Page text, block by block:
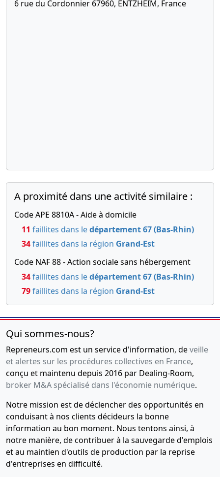
6 rue du Cordonnier 67960, ENTZHEIM, France
A proximité dans une activité similaire :
Code APE 8810A - Aide à domicile
11 faillites dans ledépartement 67 (Bas-Rhin)
34faillites dans la région Grand-Est
Code NAF 88 - Action sociale sans hébergement
34faillites dans ledépartement 67 (Bas-Rhin)
79faillites dans la région Grand-Est
Qui sommes-nous?
Repreneurs.com est un service d'information, deveille
et alertes sur les procédures collectives en France,
conçu et maintenu depuis 2016 par Dealing-Room,
broker M&A spécialisé dans l'économie numérique.
Notre mission est de déclencher des opportunités en
conduisant à nos clients décideurs la bonne
information au bon moment. Nous tentons ainsi, à
notre manière, de contribuer à la sauvegarde d'emplois
et au maintien d'outils de production par la reprise
d'entreprises en difficulté.